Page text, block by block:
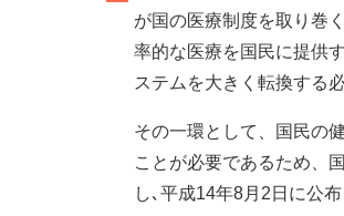
が国の医療制度を取り巻
率的な医療を国民に提供
ステムを大きく転換する
その一環として、国民の
ことが必要であるため、
し､平成14年8月2日に公布